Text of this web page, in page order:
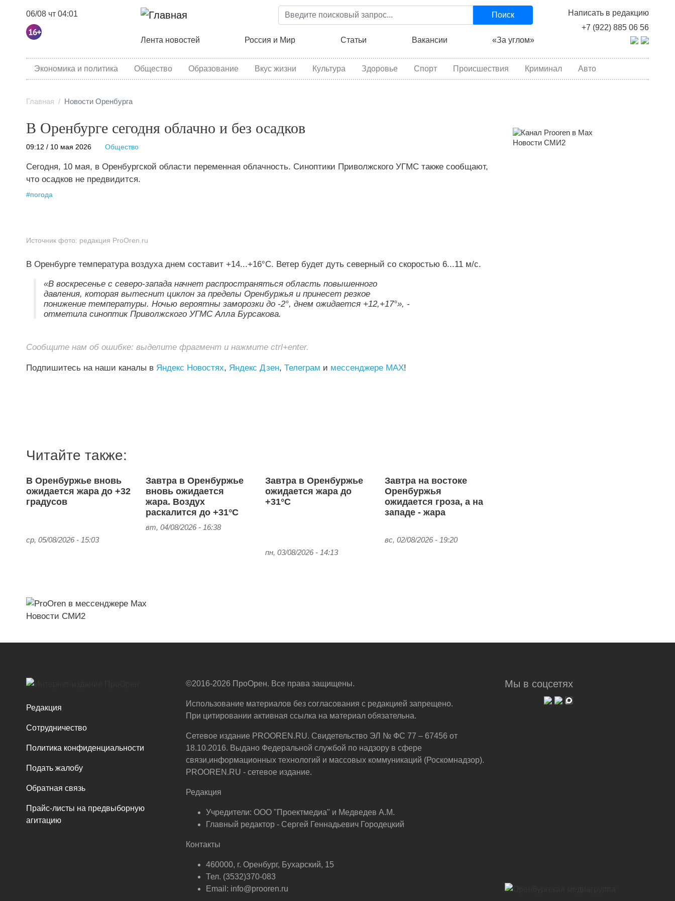
Перейти
к
содержанию
06/08 чт 04:01
Написать в редакцию
+7 (922) 885 06 56
Поиск
Основная навигация
Лента новостей Россия и Мир Статьи Вакансии «За углом»
category menu
Экономика и политика Общество Образование Вкус жизни Культура Здоровье Спорт Происшествия Криминал Авто
Главная Новости Оренбурга
В Оренбурге сегодня облачно и без осадков
09:12 / 10 мая 2026 Общество
Сегодня, 10 мая, в Оренбургской области переменная облачность. Синоптики Приволжского УГМС также сообщают,
что осадков не предвидится.
#погода
Источник фото: редакция ProOren.ru
В Оренбурге температура воздуха днем составит +14...+16°С. Ветер будет дуть северный со скоростью 6...11 м/с.
«В воскресенье с северо-запада начнет распространяться область повышенного
давления, которая вытеснит циклон за пределы Оренбуржья и принесет резкое
понижение температуры. Ночью вероятны заморозки до -2°, днем ожидается +12,+17°», -
отметила синоптик Приволжского УГМС Алла Бурсакова.
Сообщите нам об ошибке: выделите фрагмент и нажмите ctrl+enter.
Подпишитесь на наши каналы в Яндекс Новостях, Яндекс Дзен, Телеграм и мессенджере MAX!
Читайте также:
В Оренбуржье вновь
ожидается жара до +32
градусов
ср, 05/08/2026 - 15:03
Завтра в Оренбуржье
вновь ожидается
жара. Воздух
раскалится до +31°С
вт, 04/08/2026 - 16:38
Завтра в Оренбуржье
ожидается жара до
+31°С
пн, 03/08/2026 - 14:13
Завтра на востоке
Оренбуржья
ожидается гроза, а на
западе - жара
вс, 02/08/2026 - 19:20
Новости СМИ2
Новости СМИ2
Редакция
Сотрудничество
Политика конфиденциальности
Подать жалобу
Обратная связь
Прайс-листы на предвыборную
агитацию
Мы в соцсетях
©2016-2026 ПроОрен. Все права защищены.
Использование материалов без согласования с редакцией запрещено.
При цитировании активная ссылка на материал обязательна.
Сетевое издание PROOREN.RU. Свидетельство ЭЛ № ФС 77 – 67456 от
18.10.2016. Выдано Федеральной службой по надзору в сфере
связи,информационных технологий и массовых коммуникаций (Роскомнадзор).
PROOREN.RU - сетевое издание.
Редакция
Учредители: ООО "Проектмедиа" и Медведев А.М.
Главный редактор - Сергей Геннадьевич Городецкий
Контакты
460000, г. Оренбург, Бухарский, 15
Тел. (3532)370-083
Email: info@prooren.ru